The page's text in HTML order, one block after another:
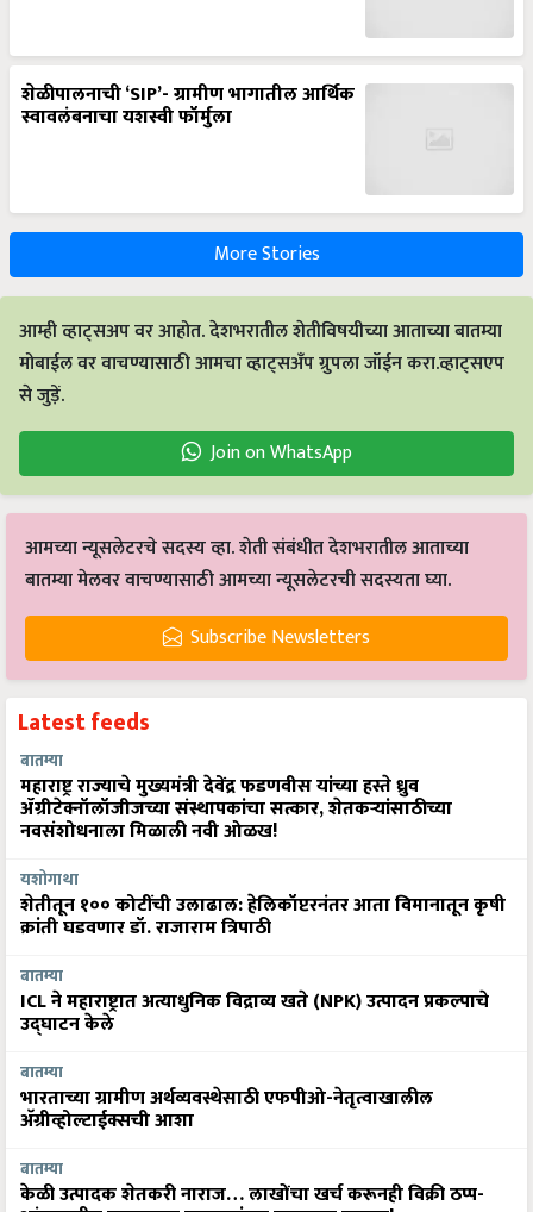
शेळीपालनाची ‘SIP’- ग्रामीण भागातील आर्थिक
स्वावलंबनाचा यशस्वी फॉर्मुला
More Stories
आम्ही व्हाट्सअप वर आहोत. देशभरातील शेतीविषयीच्या आताच्या बातम्या
मोबाईल वर वाचण्यासाठी आमचा व्हाट्सअँप ग्रुपला जॉईन करा.व्हाट्सएप
से जुड़ें.
Join on WhatsApp
आमच्या न्यूसलेटरचे सदस्य व्हा. शेती संबंधीत देशभरातील आताच्या
बातम्या मेलवर वाचण्यासाठी आमच्या न्यूसलेटरची सदस्यता घ्या.
Subscribe Newsletters
Latest feeds
बातम्या
महाराष्ट्र राज्याचे मुख्यमंत्री देवेंद्र फडणवीस यांच्या हस्ते ध्रुव
ॲग्रीटेक्नॉलॉजीजच्या संस्थापकांचा सत्कार, शेतकऱ्यांसाठीच्या
नवसंशोधनाला मिळाली नवी ओळख!
यशोगाथा
शेतीतून १०० कोटींची उलाढाल: हेलिकॉप्टरनंतर आता विमानातून कृषी
क्रांती घडवणार डॉ. राजाराम त्रिपाठी
बातम्या
ICL ने महाराष्ट्रात अत्याधुनिक विद्राव्य खते (NPK) उत्पादन प्रकल्पाचे
उद्घाटन केले
बातम्या
भारताच्या ग्रामीण अर्थव्यवस्थेसाठी एफपीओ-नेतृत्वाखालील
अ‍ॅग्रीव्होल्टाईक्सची आशा
बातम्या
केळी उत्पादक शेतकरी नाराज… लाखोंचा खर्च करूनही विक्री ठप्प-